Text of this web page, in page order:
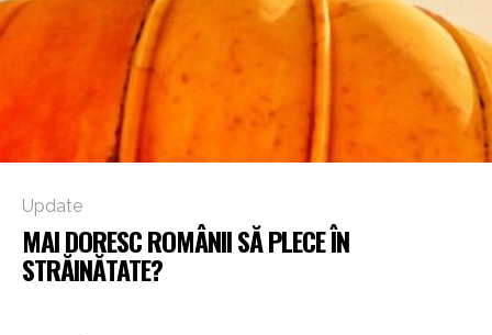
Update
MAI DORESC ROMÂNII SĂ PLECE ÎN
STRĂINĂTATE?